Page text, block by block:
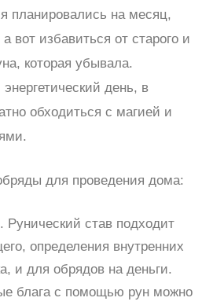
планировались на месяц,
вот избавиться от старого и
которая убывала.
день, в
обходиться с магией и
для проведения дома:
Рунический став подходит
определения внутренних
и для обрядов на деньги.
блага с помощью рун можно